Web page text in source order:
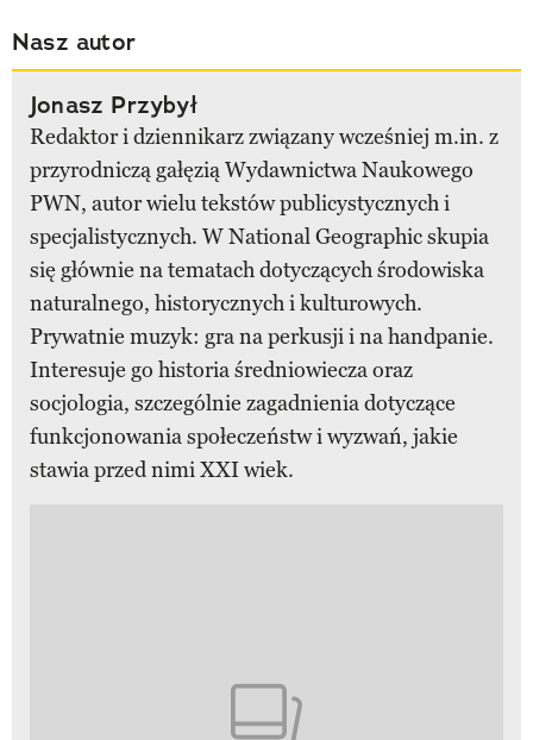
Nasz autor
Jonasz Przybył
Redaktor i dziennikarz związany wcześniej m.in. z
przyrodniczą gałęzią Wydawnictwa Naukowego
PWN, autor wielu tekstów publicystycznych i
specjalistycznych. W National Geographic skupia
się głównie na tematach dotyczących środowiska
naturalnego, historycznych i kulturowych.
Prywatnie muzyk: gra na perkusji i na handpanie.
Interesuje go historia średniowiecza oraz
socjologia, szczególnie zagadnienia dotyczące
funkcjonowania społeczeństw i wyzwań, jakie
stawia przed nimi XXI wiek.